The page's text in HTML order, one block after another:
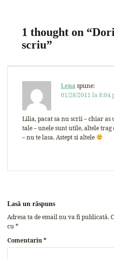
1 thought on “
scriu”
Lenaspune:
01/28/2011 la 8:04
Lilia, pacat sa nu scrii – chiar as
tale – unele sunt utile, altele
– nu te lasa. Astept si altele
Lasă un răspuns
Adresa ta de email nu va fi publicată.
cu*
Comentariu*